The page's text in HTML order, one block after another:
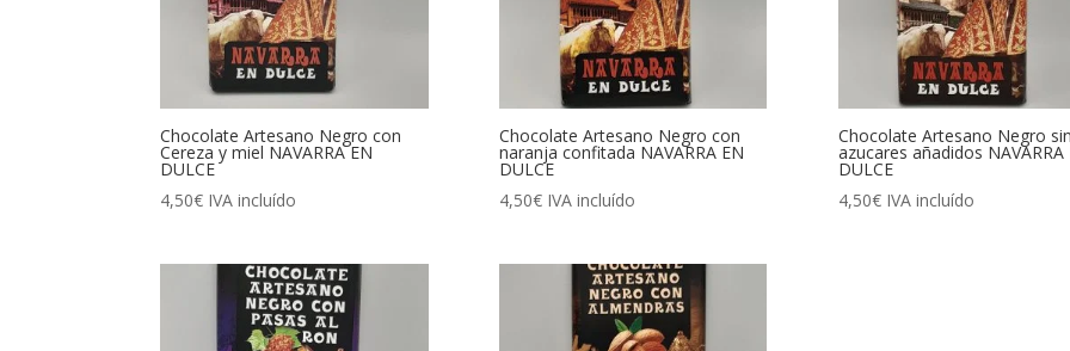
Chocolate Artesano Negro con
Cereza y miel NAVARRA EN
DULCE
4,50€ IVA incluído
Chocolate Artesano Negro con
naranja confitada NAVARRA EN
DULCE
4,50€ IVA incluído
Chocolate Artesano Negro sin
azucares añadidos NAVARRA
DULCE
4,50€ IVA incluído